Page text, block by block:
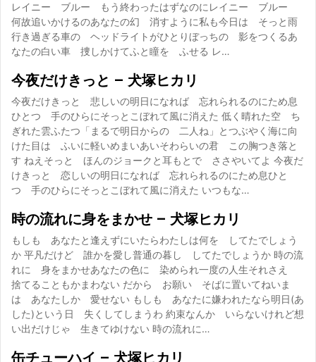
レイニー ブルー もう終わったはずなのにレイニー ブルー
何故追いかけるのあなたの幻 消すように私も今日は そっと雨
行き過ぎる車の ヘッドライトがひとりぼっちの 影をつくるあ
なたの白い車 捜しかけてふと瞳を ふせる レ…
今夜だけきっと – 犬塚ヒカリ
今夜だけきっと 悲しいの明日になれば 忘れられるのにため息
ひとつ 手のひらにそっとこぼれて風に消えた 低く晴れた空 ち
ぎれた雲ふたつ「まるで明日からの 二人ね」とつぶやく海に向
けた目は ふいに軽いめまいあいそわらいの君 この胸つき落と
す ねえそっと ほんのジョークと耳もとで ささやいてよ 今夜だ
けきっと 恋しいの明日になれば 忘れられるのにため息ひと
つ 手のひらにそっとこぼれて風に消えた いつもな…
時の流れに身をまかせ – 犬塚ヒカリ
もしも あなたと逢えずにいたらわたしは何を してたでしょう
か 平凡だけど 誰かを愛し普通の暮し してたでしょうか 時の流
れに 身をまかせあなたの色に 染められ一度の人生それさえ
捨てることもかまわない だから お願い そばに置いてねいま
は あなたしか 愛せない もしも あなたに嫌われたなら明日(あ
した)という日 失くしてしまうわ 約束なんか いらないけれど想
い出だけじゃ 生きてゆけない 時の流れに…
缶チューハイ – 犬塚ヒカリ